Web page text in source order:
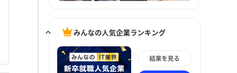
みんなの人気企業ランキング
結果を見る